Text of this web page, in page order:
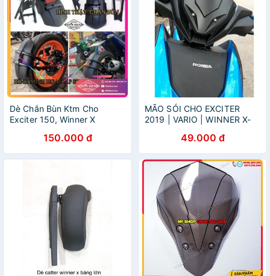
Dè Chắn Bùn Ktm Cho
Exciter 150, Winner X
150.000 đ
MÃO SÓI CHO EXCITER
2019 | VARIO | WINNER X-
49.000 đ